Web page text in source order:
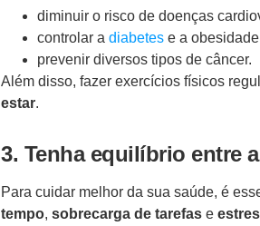
diminuir o risco de doenças
controlar a diabetes e a
prevenir diversos tipos de câncer.
Além disso, fazer exercícios físicos
estar.
3. Tenha equilíbrio entre
Para cuidar melhor da sua saúde, é
tempo, sobrecarga de tarefas e